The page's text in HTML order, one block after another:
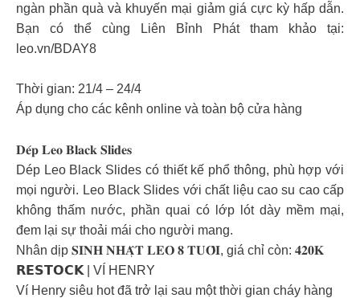
ngàn phần quà và khuyến mại giảm giá cực kỳ hấp dẫn.
Bạn có thể cùng Liên Bỉnh Phát tham khảo tại:
leo.vn/BDAY8
Thời gian: 21/4 – 24/4
Áp dụng cho các kênh online và toàn bộ cửa hàng
𝐃𝐞́𝐩 𝐋𝐞𝐨 𝐁𝐥𝐚𝐜𝐤 𝐒𝐥𝐢𝐝𝐞𝐬
Dép Leo Black Slides có thiết kế phổ thông, phù hợp với
mọi người. Leo Black Slides với chất liệu cao su cao cấp
không thấm nước, phần quai có lớp lót dày mềm mại,
đem lại sự thoải mái cho người mang.
Nhân dịp 𝐒𝐈𝐍𝐇 𝐍𝐇𝐀̣̂𝐓 𝐋𝐄𝐎 𝟖 𝐓𝐔𝐎̂̉𝐈, giá chỉ còn: 𝟒𝟐𝟎𝐊
𝗥𝗘𝗦𝗧𝗢𝗖𝗞 | VÍ HENRY
Ví Henry siêu hot đã trở lại sau một thời gian cháy hàng